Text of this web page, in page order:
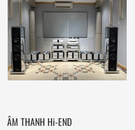
ÂM THANH Hi-END